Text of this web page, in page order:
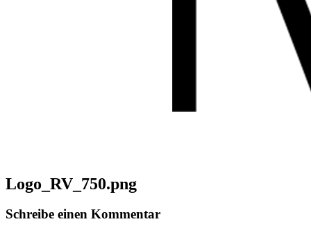
Logo_RV_750.png
Schreibe einen Kommentar